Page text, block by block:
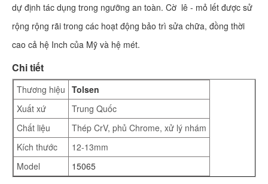
dự định tác dụng trong ngưỡng an toàn. Cờ lê - mỏ lết được sử
rộng rộng rãi trong các hoạt động bảo trì sửa chữa, đồng thời
cao cả hệ Inch của Mỹ và hệ mét.
Chi tiết
Thương hiệu Tolsen
Xuất xứ
Trung Quốc
Chất liệu
Thép CrV, phủ Chrome, xử lý nhám
Kích thước
12-13mm
Model
15065